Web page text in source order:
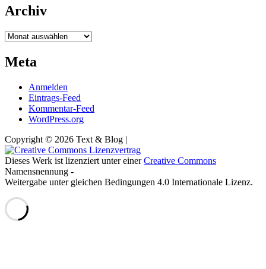
Archiv
Archiv
Meta
Anmelden
Eintrags-Feed
Kommentar-Feed
WordPress.org
Copyright © 2026 Text & Blog |
Dieses Werk ist lizenziert unter einerCreative Commons
Namensnennung -
Weitergabe unter gleichen Bedingungen 4.0 Internationale Lizenz.